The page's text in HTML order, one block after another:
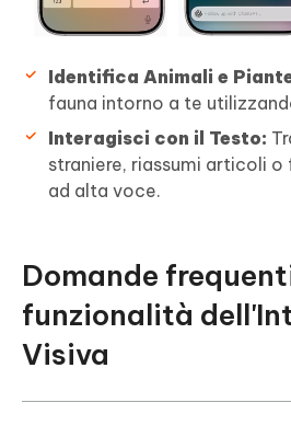
Identifica Animali e
fauna intorno a te
Interagisci con il Testo:
straniere, riassumi articoli
ad alta voce.
Domande
funzionalità
Visiva